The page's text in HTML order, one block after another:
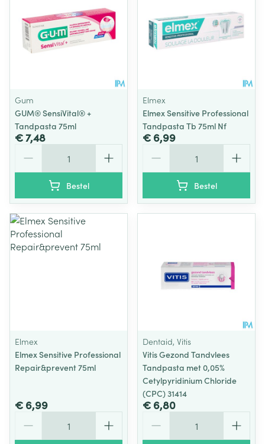
Gum
GUM® SensiVital® +
Tandpasta 75ml
€ 7,48
Bestel
Elmex
Elmex Sensitive Professional
Tandpasta Tb 75ml Nf
€ 6,99
Bestel
Elmex
Elmex Sensitive Professional
Repair&prevent 75ml
€ 6,99
Dentaid, Vitis
Vitis Gezond Tandvlees
Tandpasta met 0,05%
Cetylpyridinium Chloride
(CPC) 31414
€ 6,80